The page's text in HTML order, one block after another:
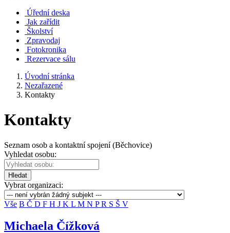
Úřední deska
Jak zařídit
Školství
Zpravodaj
Fotokronika
Rezervace sálu
Úvodní stránka
Nezařazené
Kontakty
Kontakty
Seznam osob a kontaktní spojení (Běchovice)
Vyhledat osobu:
Hledat
Vybrat organizaci:
Vše B Č D F H J K L M N PR S Š V
Michaela Čížková